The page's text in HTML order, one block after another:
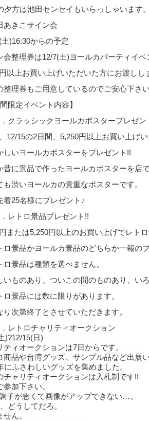
夕方は池田センセイもいらっしゃいます
きこサイン会
土)16:30からの予定
会整理券は12/7(土)ヨールカパーティイ
以上お買い上げいただいた方にお渡しし
整理券もご用意しているのでご安心下さ
間限定イベント内容】
クラッシックヨールカポスタープレゼン
12/15の2日間、5,250円以上お買い上げ
しいヨールカポスターをプレゼント!!
昔に景品で作ったヨールカポスターを店
も渋いヨールカの貴重なポスターです。
着25名様にプレゼント♪
レトロ景品プレゼント!!
または5,250円以上のお買い上げでレト
景品かヨールカ景品のどちらか一報の
景品は種類を選べません。
いものあり、ついこの間のものあり、い
景品には数に限りがあります。
り次第終了とさせていただきます。
レトロチャリティオークション
)?12/15(日)
ティオークションは7日からです。
商品や台湾グッズ、サンプル品など出展
にふさわしいグッズを集めました。
チャリティオークションは入札制です!!
参加下さい。
子が悪くて画像がアップできない…。
どうしてだろ。
ん。